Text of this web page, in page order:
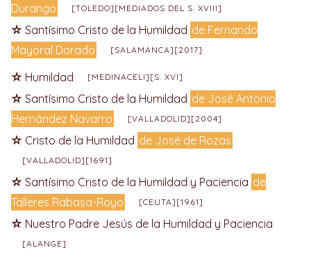
Durango
[TOLEDO][MEDIADOS DEL S. XVIII]
Santísimo Cristo de la Humildad de Fernando
Mayoral Dorado
[SALAMANCA][2017]
Humildad [MEDINACELI][S. XVI]
Santísimo Cristo de la Humildad de José Antonio
Hernández Navarro
[VALLADOLID][2004]
Cristo de la Humildad de José de Rozas
[VALLADOLID][1691]
Santísimo Cristo de la Humildad y Paciencia de
Talleres Rabasa-Royo
[CEUTA][1961]
Nuestro Padre Jesús de la Humildad y Paciencia
[ALANGE]